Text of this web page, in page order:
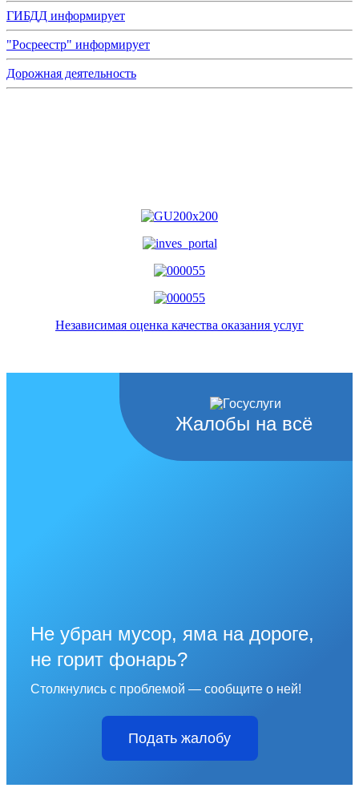
ГИБДД информирует
"Росреестр" информирует
Дорожная деятельность
Независимая оценка качества оказания услуг
Жалобы на всё
Не убран мусор, яма на дороге,
не горит фонарь?
Столкнулись с проблемой — сообщите о ней!
Подать жалобу